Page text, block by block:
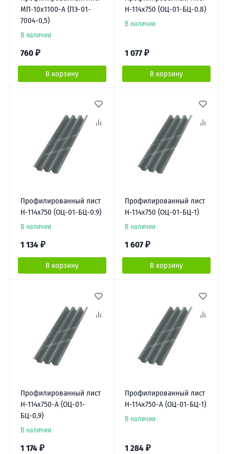
МП-10х1100-A (ПЭ-01-
7004-0,5)
В наличии
760 ₽
В корзину
Н-114х750 (ОЦ-01-БЦ-0.8)
В наличии
1 077 ₽
В корзину
Профилированный лист
Н-114х750 (ОЦ-01-БЦ-0.9)
В наличии
1 134 ₽
В корзину
Профилированный лист
Н-114х750 (ОЦ-01-БЦ-1)
В наличии
1 607 ₽
В корзину
Профилированный лист
Н-114х750-A (ОЦ-01-
БЦ-0,9)
В наличии
1 174 ₽
Профилированный лист
Н-114х750-A (ОЦ-01-БЦ-1)
В наличии
1 284 ₽